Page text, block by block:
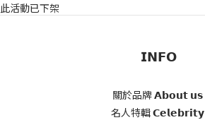
此活動已下架
𝗜𝗡𝗙𝗢
關於品牌 𝗔𝗯𝗼𝘂𝘁 𝘂𝘀
名人特輯 𝗖𝗲𝗹𝗲𝗯𝗿𝗶𝘁𝘆